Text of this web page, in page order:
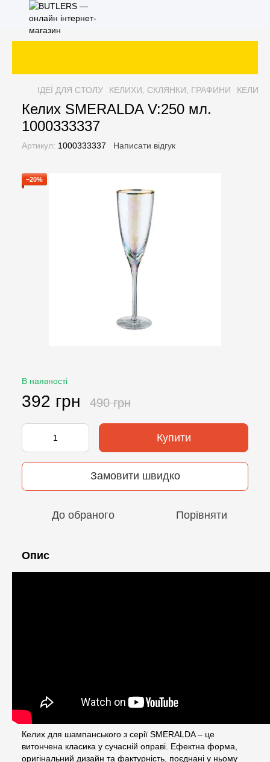
ІДЕЇ ДЛЯ СТОЛУ КЕЛИХИ, СКЛЯНКИ, ГРАФИНИ
Келих SMERALDA V:250 мл.
1000333337
Артикул: 1000333337 Написати відгук
−20%
В наявності
392 грн 490 грн
Купити
Замовити швидко
До обраного Порівняти
Опис
Келих для шампанського з серії SMERALDA – це
витончена класика у сучасній оправі. Ефектна форма,
оригінальний дизайн та фактурність, поєднані у ньому